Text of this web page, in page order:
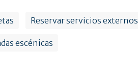
Reservar servicios externos
escénicas